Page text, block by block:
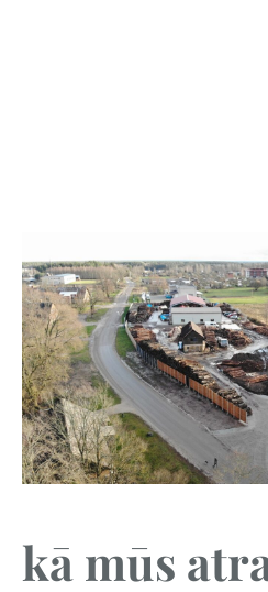
kā mūs